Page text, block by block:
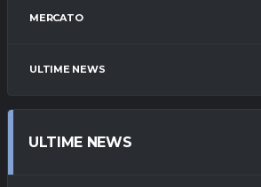
MERCATO
ULTIME NEWS
ULTIME NEWS